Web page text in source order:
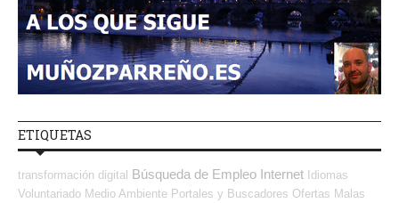
ETIQUETAS
transformación digital Búsqueda de Empleo Internet Idiomas
Voluntariado Medio Ambiente Portales y Buscadores Ofertas Malas